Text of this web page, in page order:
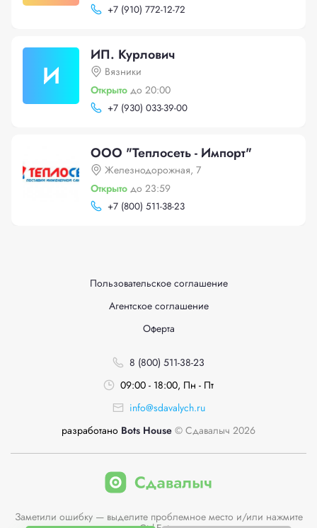
+7 (910) 772-12-72
И
ИП. Курлович
Вязники
Открыто до 20:00
+7 (930) 033-39-00
ООО "Теплосеть - Импорт"
Железнодорожная, 7
Открыто до 23:59
+7 (800) 511-38-23
Пользовательское соглашение
Агентское соглашение
Оферта
8 (800) 511-38-23
09:00 - 18:00, Пн - Пт
info@sdavalych.ru
разработано Bots House © Сдавалыч 2026
Заметили ошибку — выделите проблемное место и/или нажмите